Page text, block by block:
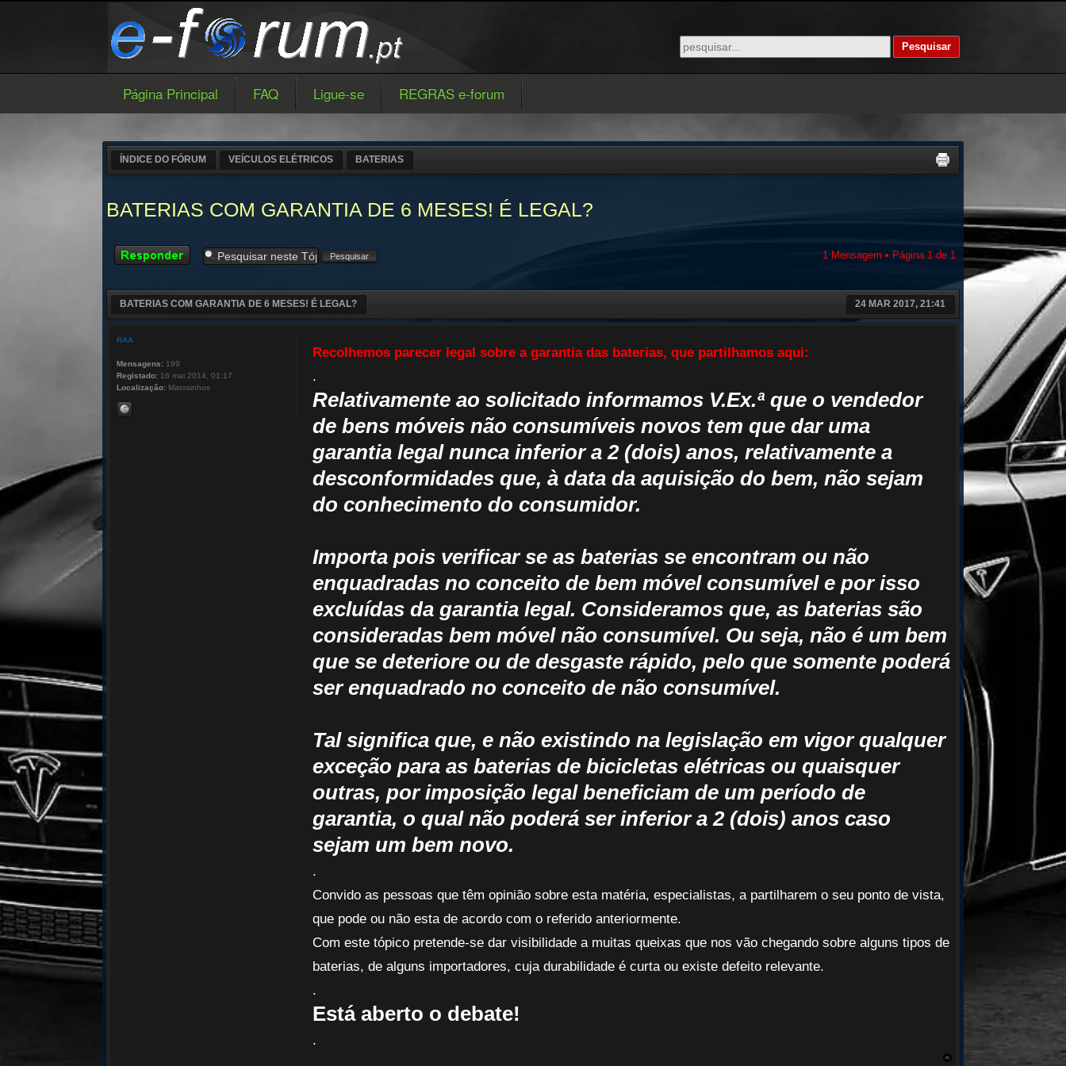
Página Principal FAQ Ligue-se REGRAS e-forum
ÍNDICE DO FÓRUM VEÍCULOS ELÉTRICOS BATERIAS
BATERIAS COM GARANTIA DE 6 MESES! É LEGAL?
Responder 1 Mensagem • Página 1de 1
BATERIAS COM GARANTIA DE 6 MESES! É LEGAL? 24 MAR 2017, 21:41
Recolhemos parecer legal sobre a garantia das baterias, que partilhamos aqui:
.
Relativamente ao solicitado informamos V.Ex.ª que o vendedor
de bens móveis não consumíveis novos tem que dar uma
garantia legal nunca inferior a 2 (dois) anos, relativamente a
desconformidades que, à data da aquisição do bem, não sejam
do conhecimento do consumidor.
Importa pois verificar se as baterias se encontram ou não
enquadradas no conceito de bem móvel consumível e por isso
excluídas da garantia legal. Consideramos que, as baterias são
consideradas bem móvel não consumível. Ou seja, não é um bem
que se deteriore ou de desgaste rápido, pelo que somente poderá
ser enquadrado no conceito de não consumível.
Tal significa que, e não existindo na legislação em vigor qualquer
exceção para as baterias de bicicletas elétricas ou quaisquer
outras, por imposição legal beneficiam de um período de
garantia, o qual não poderá ser inferior a 2 (dois) anos caso
sejam um bem novo.
.
Convido as pessoas que têm opinião sobre esta matéria, especialistas, a partilharem o seu ponto de vista,
que pode ou não esta de acordo com o referido anteriormente.
Com este tópico pretende-se dar visibilidade a muitas queixas que nos vão chegando sobre alguns tipos de
baterias, de alguns importadores, cuja durabilidade é curta ou existe defeito relevante.
.
Está aberto o debate!
.
RAA
Mensagens: 199
Registado: 16 mai 2014, 01:17
Localização: Matosinhos